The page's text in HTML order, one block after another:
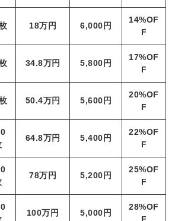
18万円 6,000円
14%OF
F
34.8万円 5,800円
17%OF
F
50.4万円 5,600円
20%OF
F
64.8万円 5,400円
22%OF
F
78万円 5,200円
25%OF
F
100万円 5,000円
28%OF